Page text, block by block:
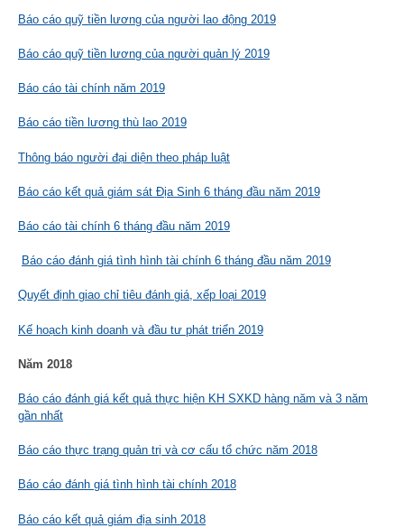
Báo cáo quỹ tiền lương của người lao động 2019
Báo cáo quỹ tiền lương của người quản lý 2019
Báo cáo tài chính năm 2019
Báo cáo tiền lương thù lao 2019
Thông báo người đại diện theo pháp luật
Báo cáo kết quả giám sát Địa Sinh 6 tháng đầu năm 2019
Báo cáo tài chính 6 tháng đầu năm 2019
Báo cáo đánh giá tình hình tài chính 6 tháng đầu năm 2019
Quyết định giao chỉ tiêu đánh giá, xếp loại 2019
Kế hoạch kinh doanh và đầu tư phát triển 2019
Năm 2018
Báo cáo đánh giá kết quả thực hiện KH SXKD hàng năm và 3 năm
gần nhất
Báo cáo thực trạng quản trị và cơ cấu tổ chức năm 2018
Báo cáo đánh giá tình hình tài chính 2018
Báo cáo kết quả giám địa sinh 2018